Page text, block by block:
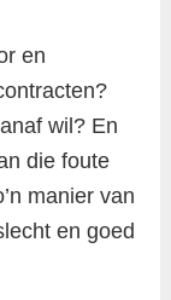
en
wil? En
die foute
manier van
en goed